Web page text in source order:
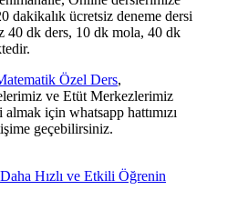
dakikalık ücretsiz deneme dersi
40 dk ders, 10 dk mola, 40 dk
Özel Ders,
ve Etüt Merkezlerimiz
almak için whatsapp hattımızı
geçebilirsiniz.
Hızlı ve Etkili Öğrenin